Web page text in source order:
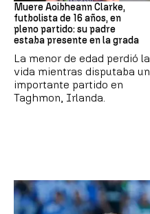
Muere Aoibheann Clarke,
futbolista de 16 años, en
pleno partido: su padre
estaba presente en la grada
La menor de edad perdió la
vida mientras disputaba un
importante partido en
Taghmon, Irlanda.